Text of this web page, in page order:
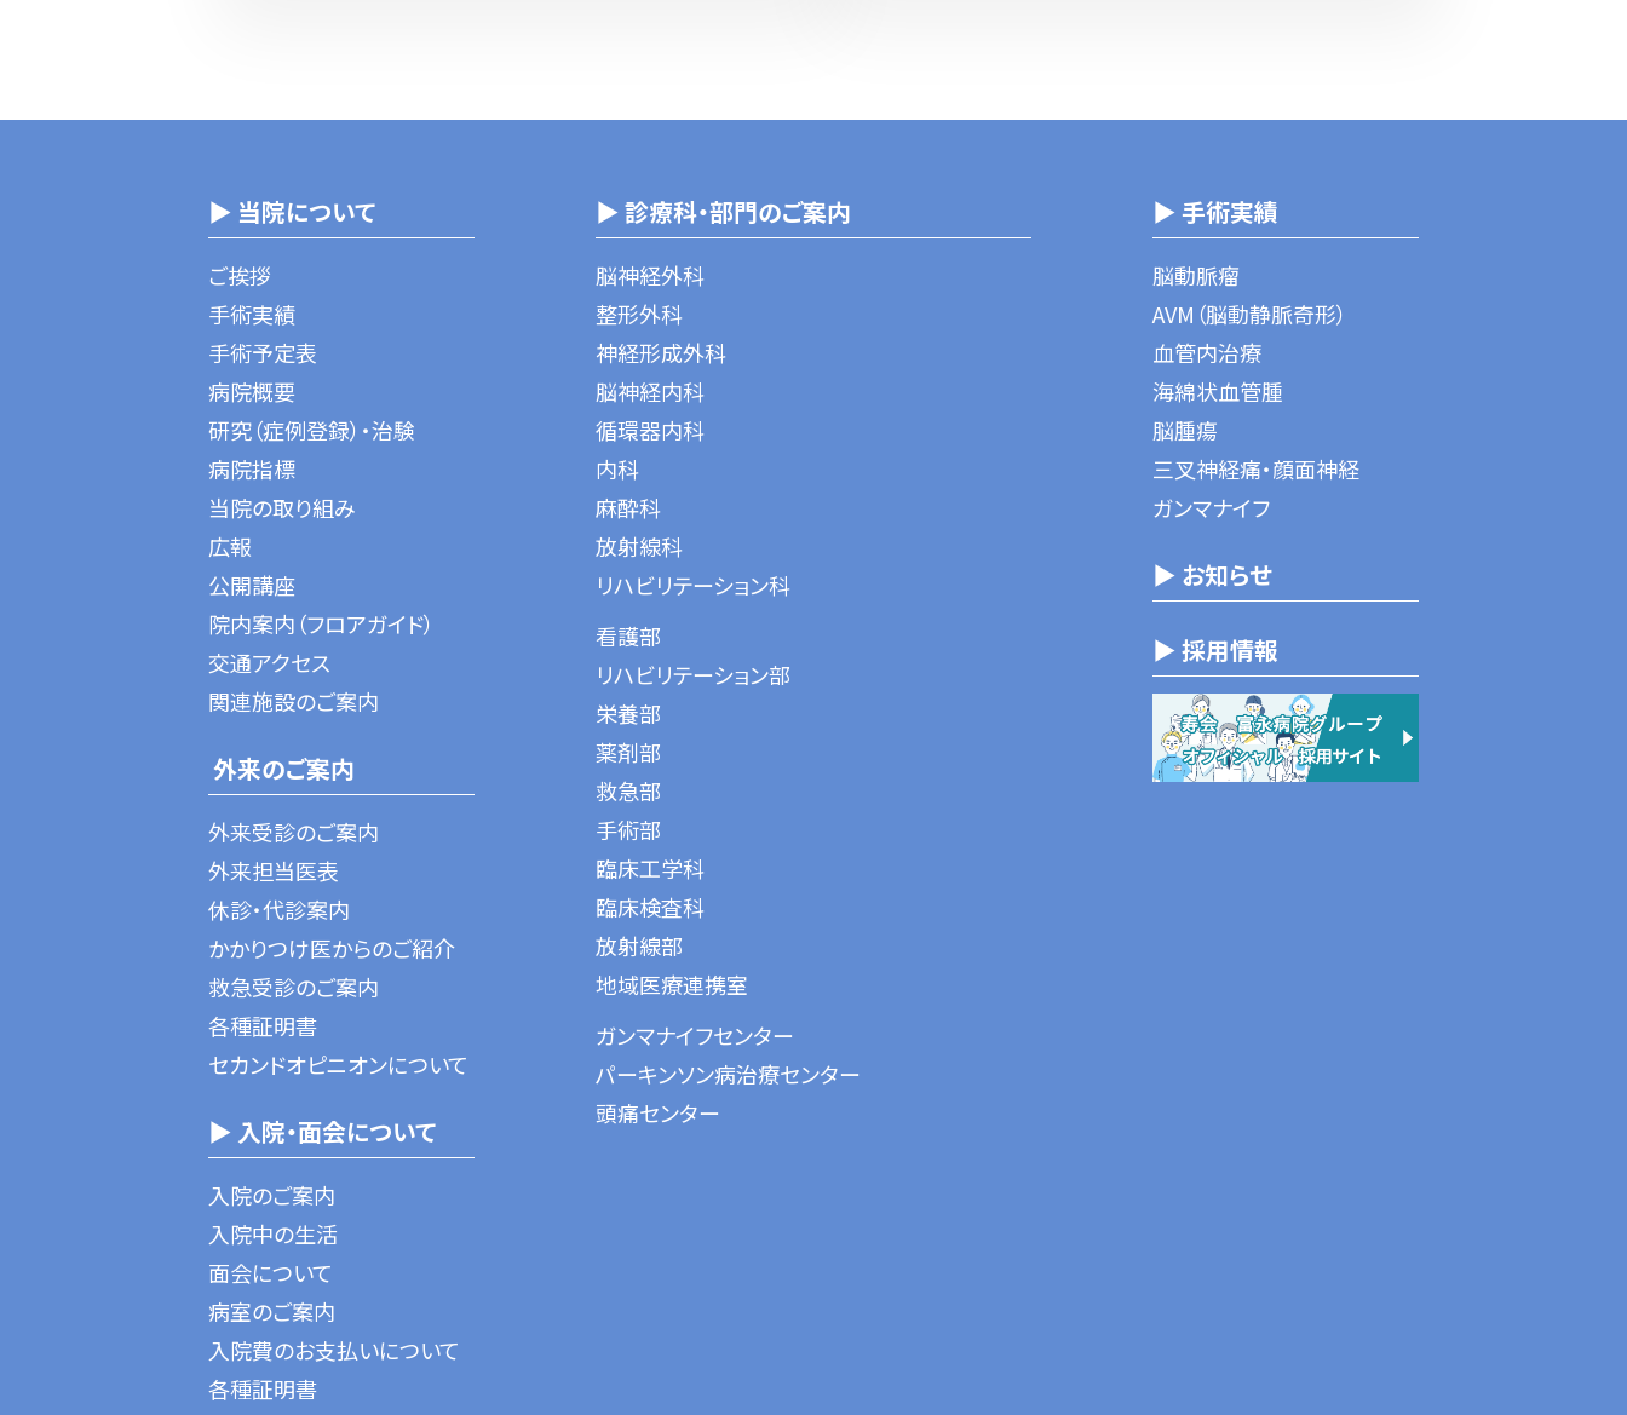
▶ 当院について
ご挨拶
手術実績
手術予定表
病院概要
研究（症例登録）・治験
病院指標
当院の取り組み
広報
公開講座
院内案内（フロアガイド）
交通アクセス
関連施設のご案内
外来のご案内
外来受診のご案内
外来担当医表
休診・代診案内
かかりつけ医からのご紹介
救急受診のご案内
各種証明書
セカンドオピニオンについて
▶ 入院・面会について
入院のご案内
入院中の生活
面会について
病室のご案内
入院費のお支払いについて
各種証明書
▶ 診療科・部門のご案内
脳神経外科
整形外科
神経形成外科
脳神経内科
循環器内科
内科
麻酔科
放射線科
リハビリテーション科
看護部
リハビリテーション部
栄養部
薬剤部
救急部
手術部
臨床工学科
臨床検査科
放射線部
地域医療連携室
ガンマナイフセンター
パーキンソン病治療センター
頭痛センター
▶ 手術実績
脳動脈瘤
AVM（脳動静脈奇形）
血管内治療
海綿状血管腫
脳腫瘍
三叉神経痛・顔面神経
ガンマナイフ
▶ お知らせ
▶ 採用情報